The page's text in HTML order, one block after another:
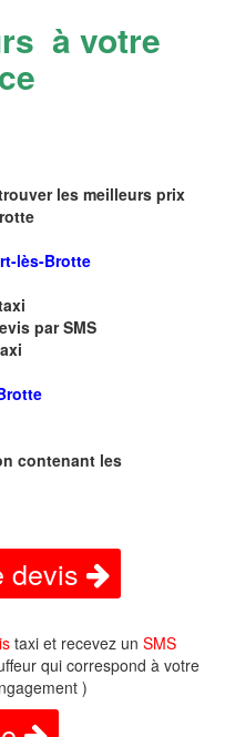
à votre
les meilleurs prix
lès-Brotte
par SMS
contenant les
devis
taxi et recevez un SMS
qui correspond à votre
)